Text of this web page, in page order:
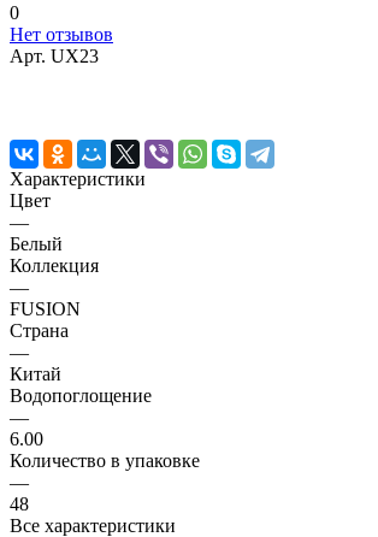
0
Нет отзывов
Арт. UX23
Характеристики
Цвет
—
Белый
Коллекция
—
FUSION
Страна
—
Китай
Водопоглощение
—
6.00
Количество в упаковке
—
48
Все характеристики